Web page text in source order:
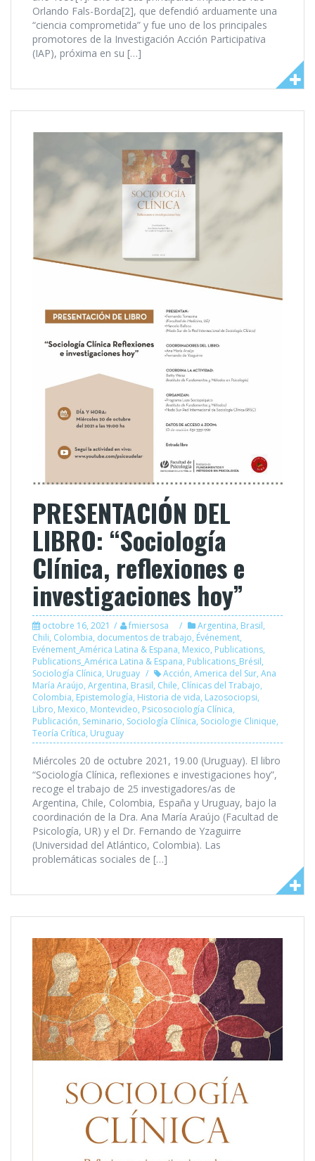
Orlando Fals-Borda[2], que defendió arduamente una
“ciencia comprometida” y fue uno de los principales
promotores de la Investigación Acción Participativa
(IAP), próxima en su […]
PRESENTACIÓN DEL
LIBRO: “Sociología
Clínica, reflexiones e
investigaciones hoy”
octobre 16, 2021 fmiersosa Argentina, Brasil,
Chili, Colombia, documentos de trabajo, Événement,
Evénement_América Latina & Espana, Mexico, Publications,
Publications_América Latina & Espana, Publications_Brésil,
Sociología Clínica, Uruguay Acción, America del Sur, Ana
María Araújo, Argentina, Brasil, Chile, Clínicas del Trabajo,
Colombia, Epistemología, Historia de vida, Lazosociopsi,
Libro, Mexico, Montevideo, Psicosociología Clínica,
Publicación, Seminario, Sociología Clínica, Sociologie Clinique,
Teoría Crítica, Uruguay
Miércoles 20 de octubre 2021, 19.00 (Uruguay). El libro
“Sociología Clínica, reflexiones e investigaciones hoy”,
recoge el trabajo de 25 investigadores/as de
Argentina, Chile, Colombia, España y Uruguay, bajo la
coordinación de la Dra. Ana María Araújo (Facultad de
Psicología, UR) y el Dr. Fernando de Yzaguirre
(Universidad del Atlántico, Colombia). Las
problemáticas sociales de […]